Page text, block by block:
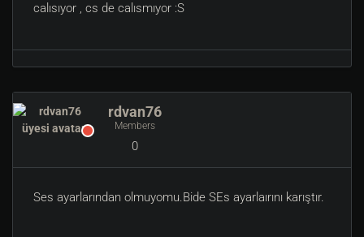
calısıyor , cs de calısmıyor :S
rdvan76
Members
0
Ses ayarlarından olmuyomu.Bide SEs ayarlaırını karıştır.